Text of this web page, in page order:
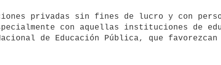
privadas sin fines de lucro y con
con aquellas instituciones de
de Educación Pública, que